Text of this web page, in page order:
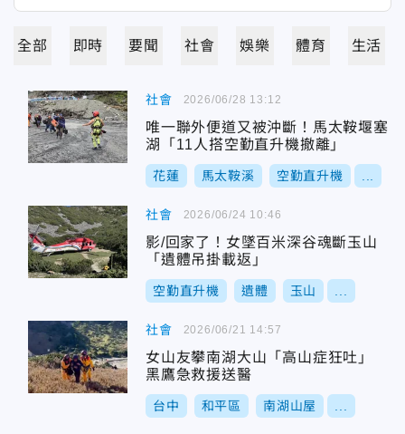
全部 即時 要聞 社會 娛樂 體育 生活
社會
唯一聯外便道又被沖斷！馬太鞍堰塞
湖「11人搭空勤直升機撤離」
花蓮 馬太鞍溪 空勤直升機
2026/06/28 13:12
社會
影/回家了！女墜百米深谷魂斷玉山
「遺體吊掛載返」
空勤直升機 遺體 玉山
2026/06/24 10:46
社會
女山友攀南湖大山「高山症狂吐」
黑鷹急救援送醫
台中 和平區 南湖山屋
2026/06/21 14:57